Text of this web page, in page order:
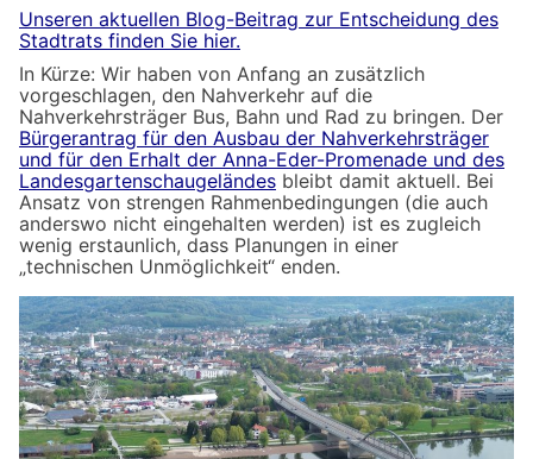
Unseren aktuellen Blog-Beitrag zur Entscheidung des
Stadtrats finden Sie hier.
In Kürze: Wir haben von Anfang an zusätzlich
vorgeschlagen, den Nahverkehr auf die
Nahverkehrsträger Bus, Bahn und Rad zu bringen. Der
Bürgerantrag für den Ausbau der Nahverkehrsträger
und für den Erhalt der Anna-Eder-Promenade und des
Landesgartenschaugeländes bleibt damit aktuell. Bei
Ansatz von strengen Rahmenbedingungen (die auch
anderswo nicht eingehalten werden) ist es zugleich
wenig erstaunlich, dass Planungen in einer
„technischen Unmöglichkeit“ enden.